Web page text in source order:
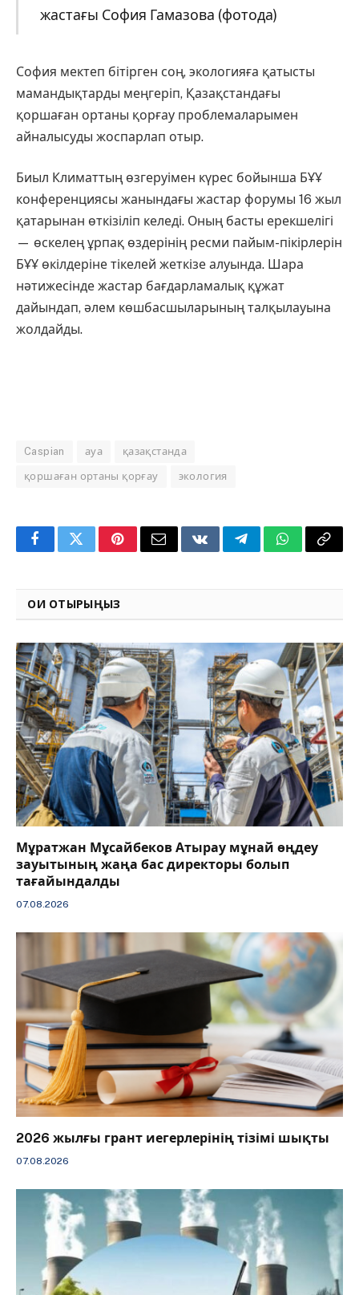
жастағы София Гамазова (фотода)
София мектеп бітірген соң, экологияға қатысты
мамандықтарды меңгеріп, Қазақстандағы
қоршаған ортаны қорғау проблемаларымен
айналысуды жоспарлап отыр.
Биыл Климаттың өзгеруімен күрес бойынша БҰҰ
конференциясы жанындағы жастар форумы 16 жыл
қатарынан өткізіліп келеді. Оның басты ерекшелігі
— өскелең ұрпақ өздерінің ресми пайым-пікірлерін
БҰҰ өкілдеріне тікелей жеткізе алуында. Шара
нәтижесінде жастар бағдарламалық құжат
дайындап, әлем көшбасшыларының талқылауына
жолдайды.
Caspian ауа қазақстанда
қоршаған ортаны қорғау экология
FacebookTwitterPinterestEmail VKontakteTelegramWhatsApp
Copy
ОҚИ ОТЫРЫҢЫЗ
Мұратжан Мұсайбеков Атырау мұнай өңдеу
зауытының жаңа бас директоры болып
тағайындалды
07.08.2026
2026 жылғы грант иегерлерінің тізімі шықты
07.08.2026